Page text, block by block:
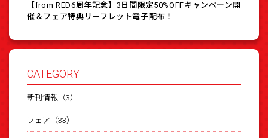
【from RED6周年記念】3日間限定50%OFFキャンペーン開
催＆フェア特典リーフレット電子配布！
CATEGORY
新刊情報（3）
フェア（33）